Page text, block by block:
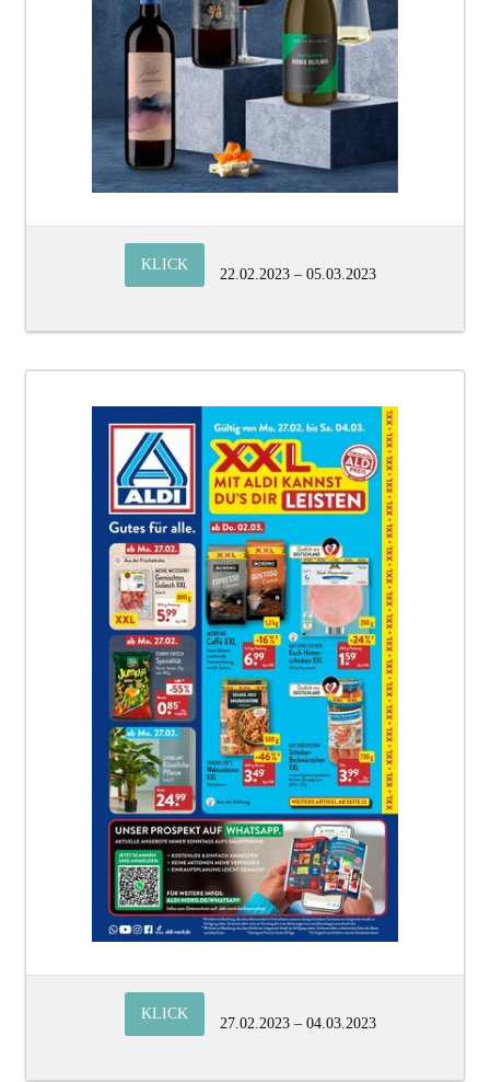
KLICK
22.02.2023 – 05.03.2023
KLICK
27.02.2023 – 04.03.2023